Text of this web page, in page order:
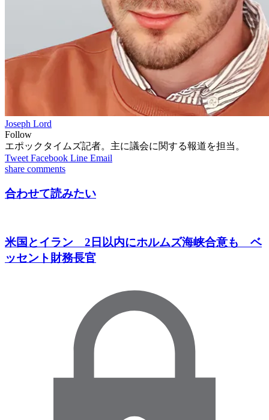
Joseph Lord
Follow
エポックタイムズ記者。主に議会に関する報道を担当。
Tweet Facebook Line Email
share comments
合わせて読みたい
米国とイラン 2日以内にホルムズ海峡合意も ベ
ッセント財務長官